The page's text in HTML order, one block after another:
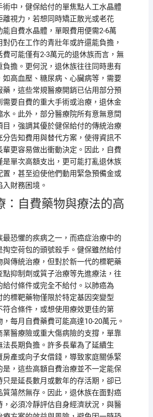
術中，健保給付的單焦點人工水晶體
離視力，若想同時矯正散光或老花
能自費水晶體，單眼費用便需2-6萬
仍在工作的青壯年或許還能負擔，
費可能僅有2-3萬元的退休族而言，無
負擔。更何況，退休族往往同時患有
如高血壓、糖尿病、心臟病等，需要
藥，這些常規醫療開銷已佔用部分預
需要自費的重大手術或治療，退休金
水。此外，部分醫療院所有意無意間
目，強調其優於健保給付的傳統治療
分告知費用與替代方案，使得資訊不
輩更容易做出衝動決定。因此，自費
是單次高額支出，更可能打亂退休族
置，甚至迫使他們動用緊急預備金或
財務困境。
：自費藥物與療法的高
最恐懼的疾病之一，而癌症治療中的
掏空荷包的頭號殺手。健保雖然給付
與傳統治療，但對於新一代的標靶藥
點抑制劑或質子治療等先進療法，往
給付條件或完全不給付。以肺癌為
的標靶藥物僅限於特定基因突變型
符合條件，或想使用療效更佳的第
每月自費藥費可能高達10-20萬元。
業醫療險或重大傷病險的支撐，單靠
法長期負擔。許多長輩為了延續生
房產或向子女借錢，導致家庭關係緊
是，這些高額自費治療並不一定能保
只是延長數月或數年的存活期，卻已
質蕩然無存。因此，退休族在面對癌
，必須冷靜評估自身經濟狀況，與醫